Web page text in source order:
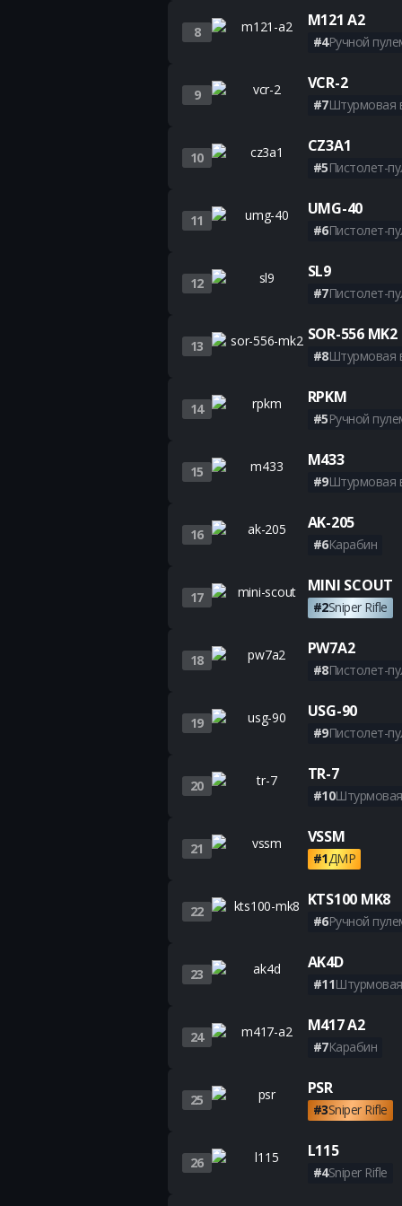
8
M121 A2
#4Ручной
9
VCR-2
#7Штурмовая
10
CZ3A1
#5Пистолет-
11
UMG-40
#6Пистолет-
12
SL9
#7Пистолет-
13
SOR-556 MK2
#8Штурмовая
14
RPKM
#5Ручной
15
M433
#9Штурмовая
16
AK-205
#6Карабин
17
MINI SCOUT
#2Sniper Rifle
18
PW7A2
#8Пистолет-
19
USG-90
#9Пистолет-
20
TR-7
#10
21
VSSM
#1ДМР
22
KTS100 MK8
#6Ручной
23
AK4D
#11
24
M417 A2
#7Карабин
25
PSR
#3Sniper Rifle
26
L115
#4Sniper Rifle